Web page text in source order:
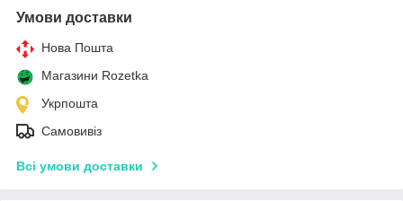
Умови доставки
Нова Пошта
Магазини Rozetka
Укрпошта
Самовивіз
Всі умови доставки